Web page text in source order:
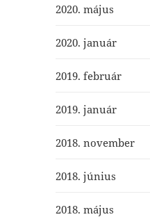
2020. május
2020. január
2019. február
2019. január
2018. november
2018. június
2018. május